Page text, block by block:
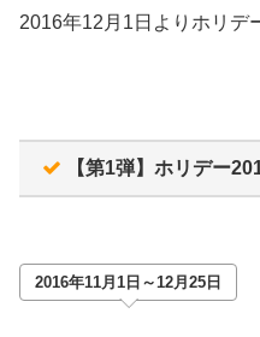
2016年12月1日よりホリデ
【第1弾】ホリデー
2016年11月1日～12月25日